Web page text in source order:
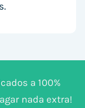
a 100%
nada extra!